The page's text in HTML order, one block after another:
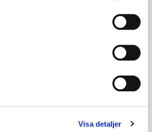
Visa detaljer
04 november 2025